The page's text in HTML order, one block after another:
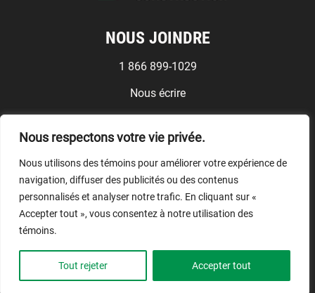
Nous respectons votre vie privée.
Nous utilisons des témoins pour améliorer votre expérience de
navigation, diffuser des publicités ou des contenus
personnalisés et analyser notre trafic. En cliquant sur «
Accepter tout », vous consentez à notre utilisation des
témoins.
Tout rejeter Accepter tout
NOUS JOINDRE
1 866 899-1029
Nous écrire
Conditions d'utilisation
NOUS SUIVRE
© CSD Construction, 2026.